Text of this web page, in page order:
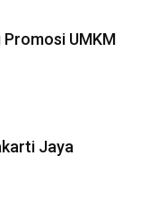
UMKM
Jaya